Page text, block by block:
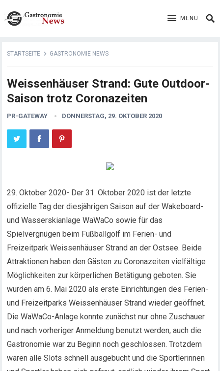
MENU
STARTSEITE GASTRONOMIE NEWS
Weissenhäuser Strand: Gute Outdoor-
Saison trotz Coronazeiten
PR-GATEWAY DONNERSTAG, 29. OKTOBER 2020
29. Oktober 2020- Der 31. Oktober 2020 ist der letzte
offizielle Tag der diesjährigen Saison auf der Wakeboard-
und Wasserskianlage WaWaCo sowie für das
Spielvergnügen beim Fußballgolf im Ferien- und
Freizeitpark Weissenhäuser Strand an der Ostsee. Beide
Attraktionen haben den Gästen zu Coronazeiten vielfältige
Möglichkeiten zur körperlichen Betätigung geboten. Sie
wurden am 6. Mai 2020 als erste Einrichtungen des Ferien-
und Freizeitparks Weissenhäuser Strand wieder geöffnet.
Die WaWaCo-Anlage konnte zunächst nur ohne Zuschauer
und nach vorheriger Anmeldung benutzt werden, auch die
Gastronomie war zu Beginn noch geschlossen. Trotzdem
waren alle Slots schnell ausgebucht und die Sportlerinnen